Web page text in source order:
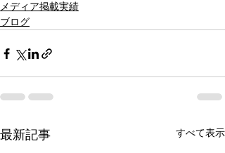
メディア掲載実績
ブログ
最新記事 すべて表示